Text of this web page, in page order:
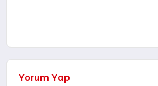
Yorum Yap